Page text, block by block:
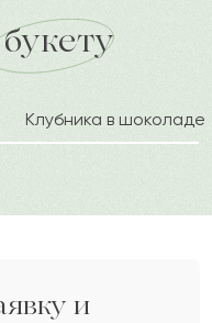
часа
2024-01-06
2023-12-22
2023-11-23
2023-11-09
Клубника в шоколаде
и